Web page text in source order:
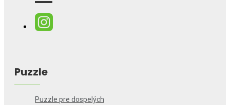
Puzzle
Puzzle pre dospelých